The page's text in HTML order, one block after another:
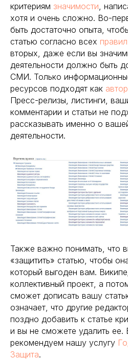
критериям значимости ,
хотя и очень сложно. Во-
быть достаточно опыта,
статью согласно всех правил
вторых, даже если вы
деятельности должно быть
СМИ. Только
ресурсов подходят как
Пресс-релизы, листинги,
комментарии и статьи не
рассказывать именно о
деятельности.
Также важно понимать, что
«защитить» статью, чтобы
который выгоден вам.
коллективный проект, а
сможет дописать вашу
означает, что другие
поздно добавить к статье
и вы не сможете удалить ее.
рекомендуем нашу услугу
Защита.